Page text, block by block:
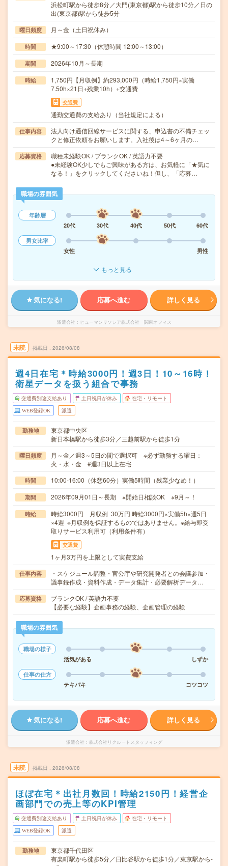
浜松町駅から徒歩8分／大門(東京都)駅から徒歩10分／日の
出(東京都)駅から徒歩5分
曜日頻度 月～金（土日祝休み）
時間 ★9:00～17:30（休憩時間 12:00～13:00）
期間 2026年10月～長期
時給
1,750円【月収例】約293,000円（時給1,750円×実働
7.50h×21日+残業10h）+交通費
交通費
通勤交通費の支給あり（当社規定による）
仕事内容
法人向け通信回線サービスに関する、申込書の不備チェッ
クと修正依頼をお願いします。入社後は4～6ヶ月の…
応募資格
職種未経験OK / ブランクOK / 英語力不要
●未経験OK少しでもご興味がある方は、お気軽に「★気に
なる！」をクリックしてくださいね！但し、「応募…
職場の雰囲気
年齢層
20代
30代 40代 50代
60代
男女比率
女性
男性
もっと見る
気になる! 応募へ進む 詳しく見る
派遣会社 ヒューマンリソシア株式会社 関東オフィス
未読 掲載日 2026/08/08
週4日在宅＊時給3000円！週3日！10～16時！
衛星データを扱う組合で事務
交通費別途支給あり 土日祝日が休み 在宅・リモート
WEB登録OK 派遣
勤務地
東京都中央区
新日本橋駅から徒歩3分／三越前駅から徒歩1分
曜日頻度
月～金／週3～5日の間で選択可 ※必ず勤務する曜日：
火・水・金 #週3日以上在宅
時間 10:00-16:00（休憩60分）実働5時間（残業少なめ！）
期間 2026年09月01日～長期 ※開始日相談OK ※9月～！
時給
時給3000円 月収例 30万円 時給3000円×実働5h×週5日
×4週 ※月収例を保証するものではありません。※給与即受
取りサービス利用可（利用条件有）
交通費
1ヶ月3万円を上限として実費支給
仕事内容
・スケジュール調整・官公庁や研究開発者との会議参加・
議事録作成・資料作成・データ集計・必要解析データ…
応募資格
ブランクOK / 英語力不要
【必要な経験】企画事務の経験、企画管理の経験
職場の雰囲気
職場の様子
活気がある
しずか
仕事の仕方
テキパキ
コツコツ
気になる! 応募へ進む 詳しく見る
派遣会社 株式会社リクルートスタッフィング
未読 掲載日 2026/08/08
ほぼ在宅＊出社月数回！時給2150円！経営企
画部門での売上等のKPI管理
交通費別途支給あり 土日祝日が休み 在宅・リモート
WEB登録OK 派遣
勤務地
東京都千代田区
有楽町駅から徒歩5分／日比谷駅から徒歩1分／東京駅から-